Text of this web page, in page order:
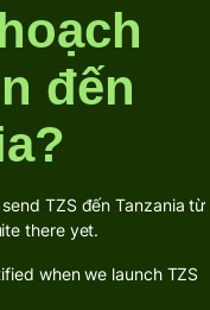
đến
TZS đến Tanzania từ
there yet.
when we launch TZS